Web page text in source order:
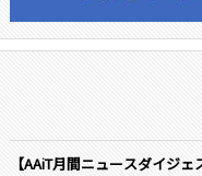
【AAiT月間ニュースダイジ